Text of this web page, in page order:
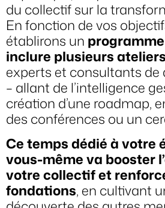
du collectif sur la
En fonction de vos
établirons un
inclure plusieurs ateliers
experts et consultants de
– allant de l’intelligence
création d’une roadmap,
des conférences ou un
Ce temps dédié à votre
vous-même va booster
votre collectif et
fondations, en cultivant